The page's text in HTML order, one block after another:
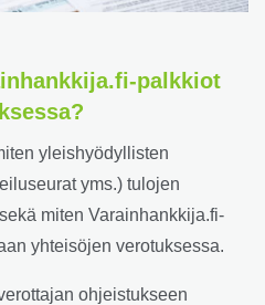
palkkiot
yleishyödyllisten
yms.) tulojen
miten Varainhankkija.fi-
yhteisöjen verotuksessa.
ohjeistukseen